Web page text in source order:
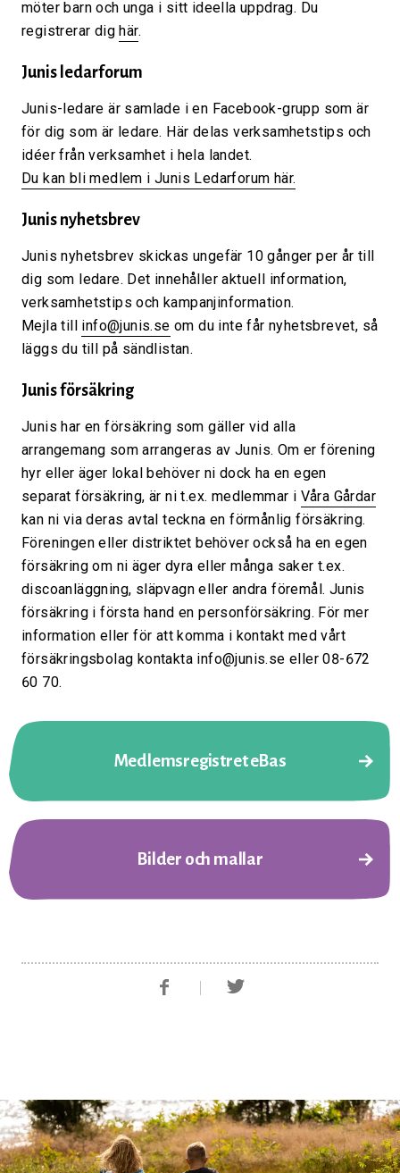
möter barn och unga i sitt ideella uppdrag. Du
registrerar dighär.
Junis ledarforum
Junis-ledare är samlade i en Facebook-grupp som är
för dig som är ledare. Här delas verksamhetstips och
idéer från verksamhet i hela landet.
Du kan bli medlem i Junis Ledarforum här.
Junis nyhetsbrev
Junis nyhetsbrev skickas ungefär 10 gånger per år till
dig som ledare. Det innehåller aktuell information,
verksamhetstips och kampanjinformation.
Mejla till info@junis.se om du inte får nyhetsbrevet, så
läggs du till på sändlistan.
Junis försäkring
Junis har en försäkring som gäller vid alla
arrangemang som arrangeras av Junis. Om er förening
hyr eller äger lokal behöver ni dock ha en egen
separat försäkring, är ni t.ex. medlemmar i Våra Gårdar
kan ni via deras avtal teckna en förmånlig försäkring.
Föreningen eller distriktet behöver också ha en egen
försäkring om ni äger dyra eller många saker t.ex.
discoanläggning, släpvagn eller andra föremål. Junis
försäkring i första hand en personförsäkring. För mer
information eller för att komma i kontakt med vårt
försäkringsbolag kontakta info@junis.se eller 08-672
60 70.
Medlemsregistret eBas
Bilder och mallar